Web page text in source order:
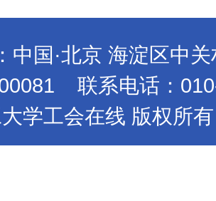
中国·北京 海淀区中
联系电话：
学工会在线 版权所